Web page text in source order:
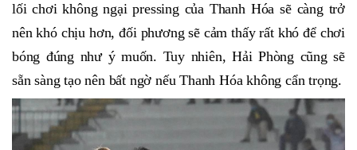
lối chơi không ngại pressing của Thanh Hóa sẽ càng trở
nên khó chịu hơn, đối phương sẽ cảm thấy rất khó để chơi
bóng đúng như ý muốn. Tuy nhiên, Hải Phòng cũng sẽ
sẵn sàng tạo nên bất ngờ nếu Thanh Hóa không cẩn trọng.